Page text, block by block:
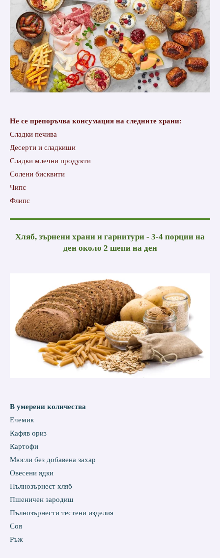
Не се препоръчва консумация на следните храни:
Сладки печива
Десерти и сладкиши
Сладки млечни продукти
Солени бисквити
Чипс
Флипс
Хляб, зърнени храни и гарнитури - 3-4 порции на
ден около 2 шепи на ден
В умерени количества
Ечемик
Кафяв ориз
Картофи
Мюсли без добавена захар
Овесени ядки
Пълнозърнест хляб
Пшеничен зародиш
Пълнозърнести тестени изделия
Соя
Ръж